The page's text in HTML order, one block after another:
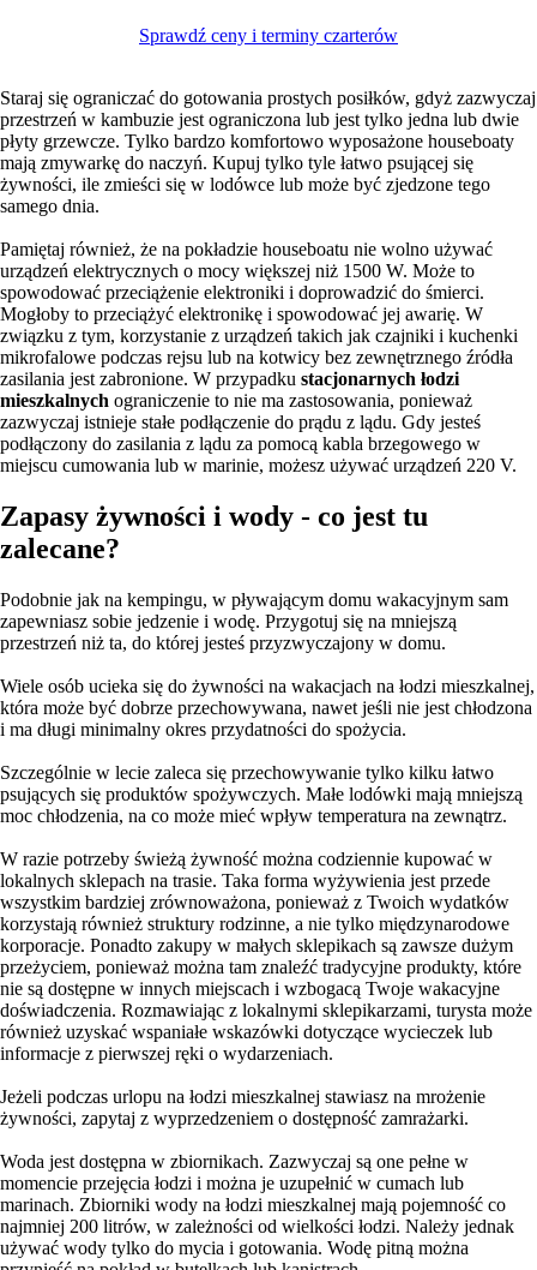
Sprawdź ceny i terminy czarterów
Staraj się ograniczać do gotowania prostych posiłków, gdyż zazwyczaj
przestrzeń w kambuzie jest ograniczona lub jest tylko jedna lub dwie
płyty grzewcze. Tylko bardzo komfortowo wyposażone houseboaty
mają zmywarkę do naczyń. Kupuj tylko tyle łatwo psującej się
żywności, ile zmieści się w lodówce lub może być zjedzone tego
samego dnia.
Pamiętaj również, że na pokładzie houseboatu nie wolno używać
urządzeń elektrycznych o mocy większej niż 1500 W. Może to
spowodować przeciążenie elektroniki i doprowadzić do śmierci.
Mogłoby to przeciążyć elektronikę i spowodować jej awarię. W
związku z tym, korzystanie z urządzeń takich jak czajniki i kuchenki
mikrofalowe podczas rejsu lub na kotwicy bez zewnętrznego źródła
zasilania jest zabronione. W przypadku stacjonarnych łodzi
mieszkalnych ograniczenie to nie ma zastosowania, ponieważ
zazwyczaj istnieje stałe podłączenie do prądu z lądu. Gdy jesteś
podłączony do zasilania z lądu za pomocą kabla brzegowego w
miejscu cumowania lub w marinie, możesz używać urządzeń 220 V.
Zapasy żywności i wody - co jest tu
zalecane?
Podobnie jak na kempingu, w pływającym domu wakacyjnym sam
zapewniasz sobie jedzenie i wodę. Przygotuj się na mniejszą
przestrzeń niż ta, do której jesteś przyzwyczajony w domu.
Wiele osób ucieka się do żywności na wakacjach na łodzi mieszkalnej,
która może być dobrze przechowywana, nawet jeśli nie jest chłodzona
i ma długi minimalny okres przydatności do spożycia.
Szczególnie w lecie zaleca się przechowywanie tylko kilku łatwo
psujących się produktów spożywczych. Małe lodówki mają mniejszą
moc chłodzenia, na co może mieć wpływ temperatura na zewnątrz.
W razie potrzeby świeżą żywność można codziennie kupować w
lokalnych sklepach na trasie. Taka forma wyżywienia jest przede
wszystkim bardziej zrównoważona, ponieważ z Twoich wydatków
korzystają również struktury rodzinne, a nie tylko międzynarodowe
korporacje. Ponadto zakupy w małych sklepikach są zawsze dużym
przeżyciem, ponieważ można tam znaleźć tradycyjne produkty, które
nie są dostępne w innych miejscach i wzbogacą Twoje wakacyjne
doświadczenia. Rozmawiając z lokalnymi sklepikarzami, turysta może
również uzyskać wspaniałe wskazówki dotyczące wycieczek lub
informacje z pierwszej ręki o wydarzeniach.
Jeżeli podczas urlopu na łodzi mieszkalnej stawiasz na mrożenie
żywności, zapytaj z wyprzedzeniem o dostępność zamrażarki.
Woda jest dostępna w zbiornikach. Zazwyczaj są one pełne w
momencie przejęcia łodzi i można je uzupełnić w cumach lub
marinach. Zbiorniki wody na łodzi mieszkalnej mają pojemność co
najmniej 200 litrów, w zależności od wielkości łodzi. Należy jednak
używać wody tylko do mycia i gotowania. Wodę pitną można